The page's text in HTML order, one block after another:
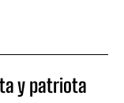
y patriota